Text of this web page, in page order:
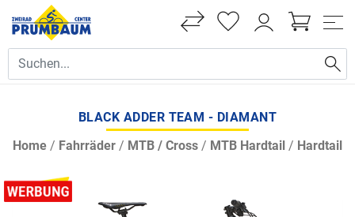
BLACK ADDER TEAM - DIAMANT
Home / Fahrräder / MTB / Cross / MTB Hardtail / Hardtail